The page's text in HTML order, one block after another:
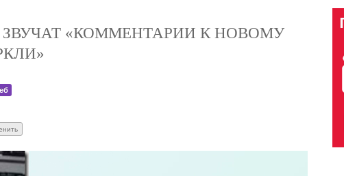
«КОММЕНТАРИИ К НОВОМУ